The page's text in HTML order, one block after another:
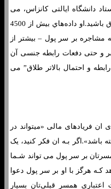
دانشگاه ایالتی کانزاس، می
گوید: ممکن اسـت در مسیر طلاق باشید.او داده‌هاي‌ بیش از 4500
مشاجره بر سر پول – بیشتر از
و حتی دفعات رابطه جنسی آن
و احتمال بالاتر طلاق” می
ان فریادهای مالی «میتواند در
باشد».اگر بـه ان فکر کنید، یک
بر سر پول می تواند شـما
هرگز با او بر سر پول دعوا
همسر قبلی‌تان بسیار